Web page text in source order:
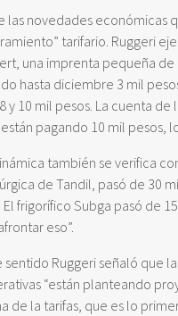
las novedades económicas
tarifario. Ruggeri
una imprenta pequeña
hasta diciembre 3 mil
y 10 mil pesos. La cuenta
pagando 10 mil pesos,
también se verifica
de Tandil, pasó de 30
frigorífico Subga pasó de
eso”.
sentido Ruggeri señaló que
“están planteando
de la tarifas, que es lo